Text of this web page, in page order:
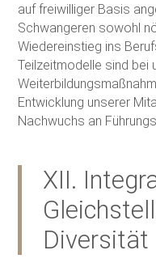
auf freiwilliger Basis
Schwangeren sowohl
Wiedereinstieg ins
Teilzeitmodelle sind bei
Entwicklung unserer
Nachwuchs an
XII.
Diversität